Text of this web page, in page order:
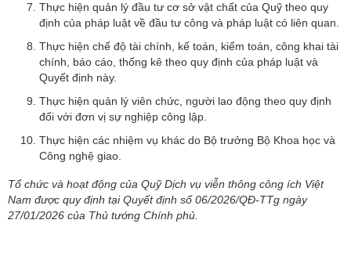
Thực hiện quản lý đầu tư cơ sở vật chất của Quỹ theo quy
định của pháp luật về đầu tư công và pháp luật có liên quan.
Thực hiện chế độ tài chính, kế toán, kiểm toán, công khai tài
chính, báo cáo, thống kê theo quy định của pháp luật và
Quyết định này.
Thực hiện quản lý viên chức, người lao động theo quy định
đối với đơn vị sự nghiệp công lập.
Thực hiện các nhiệm vụ khác do Bộ trưởng Bộ Khoa học và
Công nghệ giao.
Tổ chức và hoạt động của Quỹ Dịch vụ viễn thông công ích Việt
Nam được quy định tại Quyết định số 06/2026/QĐ-TTg ngày
27/01/2026 của Thủ tướng Chính phủ.